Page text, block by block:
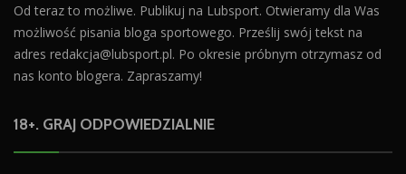
Od teraz to możliwe. Publikuj na Lubsport. Otwieramy dla Was
możliwość pisania bloga sportowego. Prześlij swój tekst na
adres redakcja@lubsport.pl. Po okresie próbnym otrzymasz od
nas konto blogera. Zapraszamy!
18+. GRAJ ODPOWIEDZIALNIE